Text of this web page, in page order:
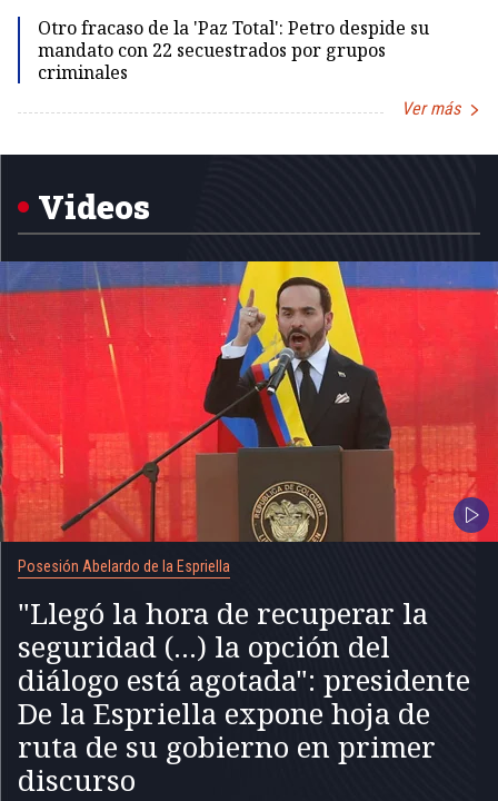
Otro fracaso de la 'Paz Total': Petro despide su
mandato con 22 secuestrados por grupos
criminales
Ver más
Videos
Posesión Abelardo de la Espriella
"Llegó la hora de recuperar la
seguridad (...) la opción del
diálogo está agotada": presidente
De la Espriella expone hoja de
ruta de su gobierno en primer
discurso